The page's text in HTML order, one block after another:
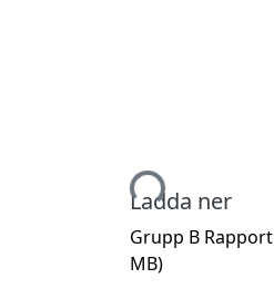
Hämtar...Ladda ner
Grupp B
MB)